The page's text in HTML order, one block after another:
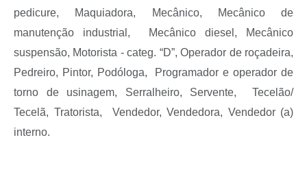
pedicure, Maquiadora, Mecânico, Mecânico de
manutenção industrial, Mecânico diesel,
Mecânico
suspensão, Motorista - categ. “D”,Operador de roçadeira,
Pedreiro, Pintor, Podóloga,
Programador e operador de
torno de usinagem, Serralheiro, Servente,
Tecelão/
Tecelã, Tratorista, Vendedor, Vendedora, Vendedor (a)
interno.